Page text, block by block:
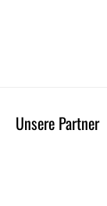
Unsere Partner